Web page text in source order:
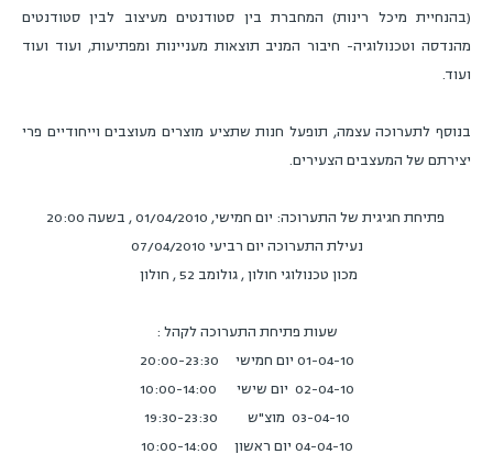
(בהנחיית מיכל רינות) המחברת בין סטודנטים מעיצוב לבין סטודנטים
מהנדסה וטכנולוגיה- חיבור המניב תוצאות מעניינות ומפתיעות, ועוד ועוד
ועוד.
בנוסף לתערוכה עצמה, תופעל חנות שתציע מוצרים מעוצבים וייחודיים פרי
יצירתם של המעצבים הצעירים.
פתיחת חגיגית של התערוכה: יום חמישי, 01/04/2010 , בשעה 20:00
נעילת התערוכה יום רביעי 07/04/2010
מכון טכנולוגי חולון , גולומב 52 , חולון
שעות פתיחת התערוכה לקהל :
01-04-10 יום חמישי
20:00-23:30
02-04-10 יום שישי
03-04-10 מוצ"ש 19:30-23:30
04-04-10 יום ראשון